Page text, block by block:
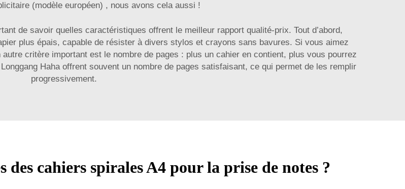
(modèle européen) , nous avons cela aussi !
de savoir quelles caractéristiques offrent le meilleur rapport qualité-prix. Tout d’abord,
plus épais, capable de résister à divers stylos et crayons sans bavures. Si vous aimez
critère important est le nombre de pages : plus un cahier en contient, plus vous pourrez
Haha offrent souvent un nombre de pages satisfaisant, ce qui permet de les remplir
progressivement.
cahiers spirales A4 pour la prise de notes ?